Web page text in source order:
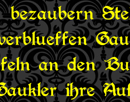
bezaubern
an den
ihre